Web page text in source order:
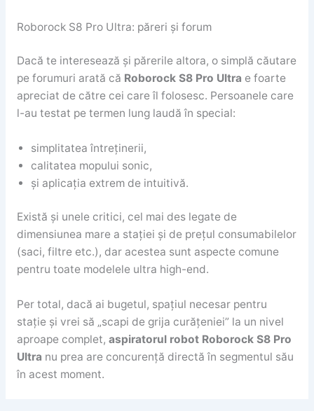
Roborock S8 Pro Ultra: păreri și forum
Dacă te interesează și părerile altora, o simplă căutare
pe forumuri arată că Roborock S8 Pro Ultra e foarte
apreciat de către cei care îl folosesc. Persoanele care
l-au testat pe termen lung laudă în special:
simplitatea întreținerii,
calitatea mopului sonic,
și aplicația extrem de intuitivă.
Există și unele critici, cel mai des legate de
dimensiunea mare a stației și de prețul consumabilelor
(saci, filtre etc.), dar acestea sunt aspecte comune
pentru toate modelele ultra high-end.
Per total, dacă ai bugetul, spațiul necesar pentru
stație și vrei să „scapi de grija curățeniei” la un nivel
aproape complet, aspiratorul robot Roborock S8 Pro
Ultra nu prea are concurență directă în segmentul său
în acest moment.